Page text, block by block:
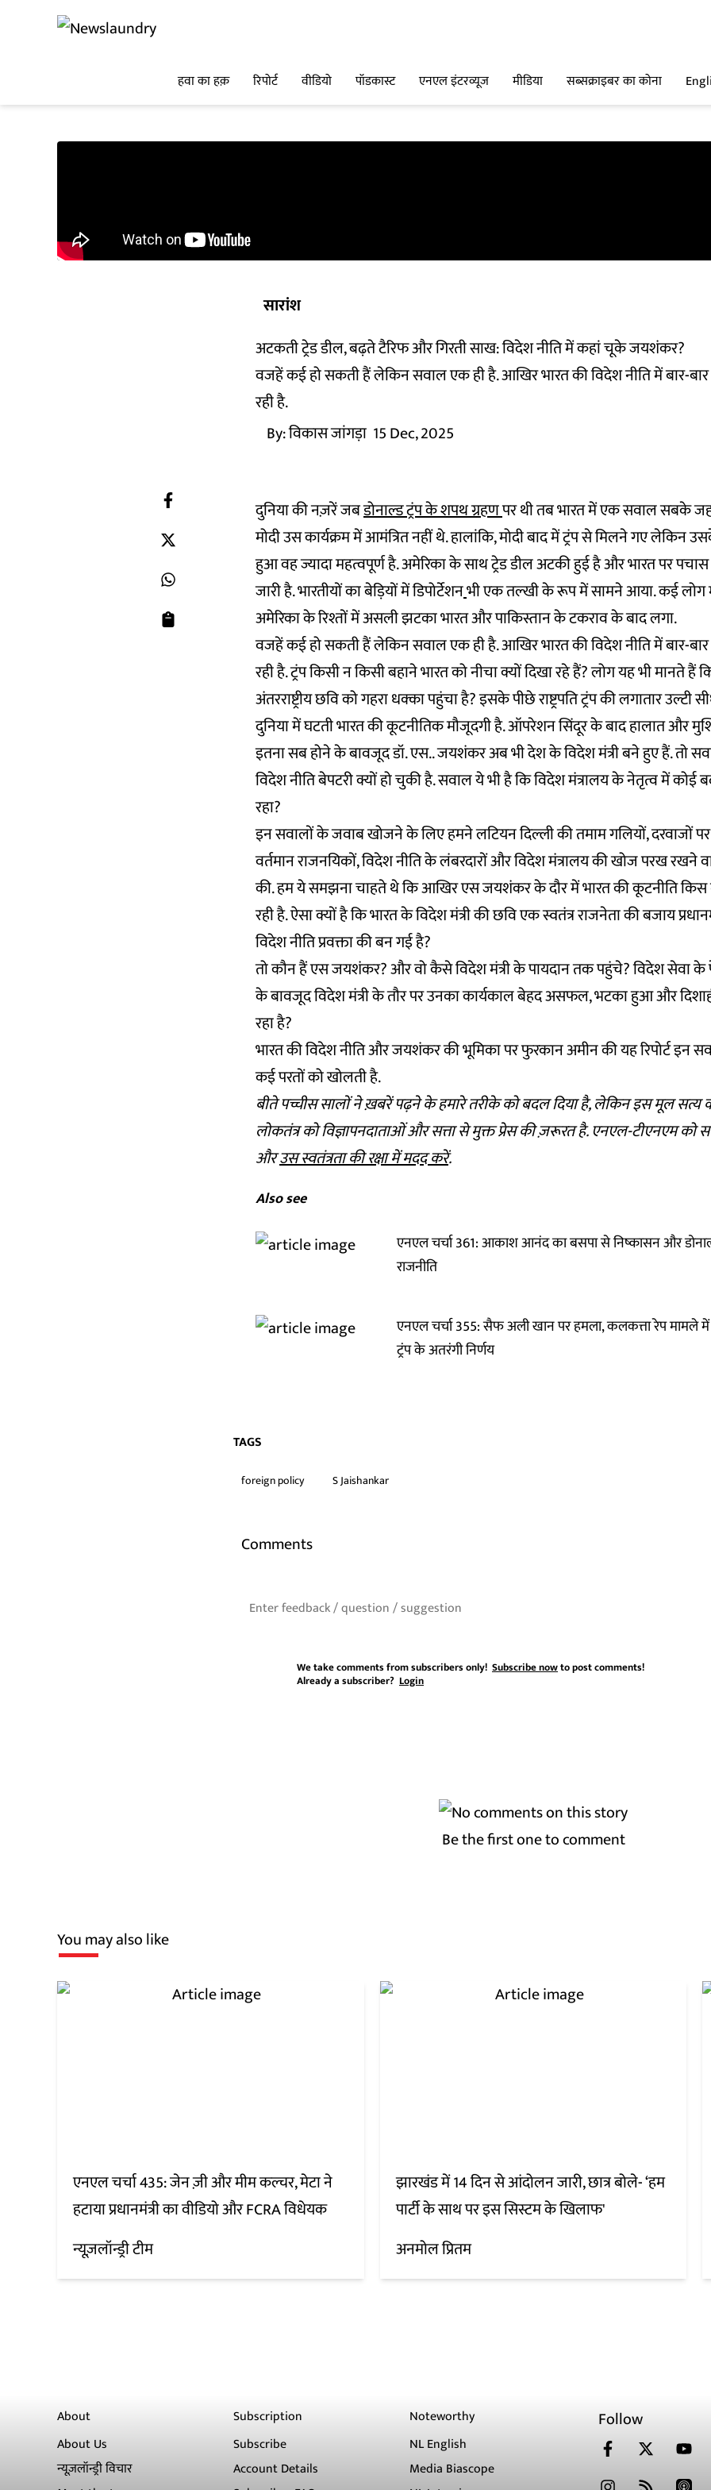
हवा का हक़ रिपोर्ट वीडियो पॉडकास्ट एनएल इंटरव्यूज मीडिया सब्सक्राइबर का कोना
सारांश
अटकती ट्रेड डील, बढ़ते टैरिफ और गिरती साख: विदेश नीति में कहां चूके जयशंकर?
वजहें कई हो सकती हैं लेकिन सवाल एक ही है. आखिर भारत की विदेश नीति में बार-
रही है.
By:विकास जांगड़ा 15 Dec, 2025
दुनिया की नज़रें जबडोनाल्ड ट्रंप के शपथ ग्रहणपर थी तब भारत में एक सवाल सबके
मोदी उस कार्यक्रम में आमंत्रित नहीं थे. हालांकि, मोदी बाद में ट्रंप से मिलने गए लेकिन
हुआ वह ज्यादा महत्वपूर्ण है. अमेरिका के साथ ट्रेड डील अटकी हुई है और भारत पर
जारी है. भारतीयों का बेड़ियों में डिपोर्टेशनभी एक तल्खी के रूप में सामने आया. कई लोग
अमेरिका के रिश्तों में असली झटका भारत और पाकिस्तान के टकराव के बाद लगा.
वजहें कई हो सकती हैं लेकिन सवाल एक ही है. आखिर भारत की विदेश नीति में बार-
रही है. ट्रंप किसी न किसी बहाने भारत को नीचा क्यों दिखा रहे हैं? लोग यह भी मानते हैं
अंतरराष्ट्रीय छवि को गहरा धक्का पहुंचा है? इसके पीछे राष्ट्रपति ट्रंप की लगातार उल्टी
दुनिया में घटती भारत की कूटनीतिक मौजूदगी है. ऑपरेशन सिंदूर के बाद हालात और
इतना सब होने के बावजूद डॉ. एस.. जयशंकर अब भी देश के विदेश मंत्री बने हुए हैं. तो
विदेश नीति बेपटरी क्यों हो चुकी है. सवाल ये भी है कि विदेश मंत्रालय के नेतृत्व में कोई
रहा?
इन सवालों के जवाब खोजने के लिए हमने लटियन दिल्ली की तमाम गलियों, दरवाजों
वर्तमान राजनयिकों, विदेश नीति के लंबरदारों और विदेश मंत्रालय की खोज परख रखने
की. हम ये समझना चाहते थे कि आखिर एस जयशंकर के दौर में भारत की कूटनीति किस
रही है. ऐसा क्यों है कि भारत के विदेश मंत्री की छवि एक स्वतंत्र राजनेता की बजाय
विदेश नीति प्रवक्ता की बन गई है?
तो कौन हैं एस जयशंकर? और वो कैसे विदेश मंत्री के पायदान तक पहुंचे? विदेश सेवा
के बावजूद विदेश मंत्री के तौर पर उनका कार्यकाल बेहद असफल, भटका हुआ और
रहा है?
भारत की विदेश नीति और जयशंकर की भूमिका पर फुरकान अमीन की यह रिपोर्ट इन
कई परतों को खोलती है.
बीते पच्चीस सालों ने ख़बरें पढ़ने के हमारे तरीके को बदल दिया है, लेकिन इस मूल सत्य
लोकतंत्र को विज्ञापनदाताओं और सत्ता से मुक्त प्रेस की ज़रूरत है. एनएल-टीएनएम को
औरउस स्वतंत्रता की रक्षा में मदद करें.
Also see
एनएल चर्चा 361: आकाश आनंद का बसपा से निष्कासन और डोनाल्ड
राजनीति
एनएल चर्चा 355: सैफ अली खान पर हमला, कलकत्ता रेप मामले
ट्रंप के अतरंगी निर्णय
TAGS
foreign policy S Jaishankar
Comments
We take comments from subscribers only! Subscribe nowto post comments!
Already a subscriber? Login
Be the first one to comment
You may also like
एनएल चर्चा 435: जेन ज़ी और मीम कल्चर, मेटा ने
हटाया प्रधानमंत्री का वीडियो और FCRA विधेयक
न्यूज़लॉन्ड्री टीम
झारखंड में 14 दिन से आंदोलन जारी, छात्र बोले- ‘हम
पार्टी के साथ पर इस सिस्टम के खिलाफ'
अनमोल प्रितम
About
About Us
न्यूज़लॉन्ड्री विचार
Subscription
Subscribe
Account Details
Noteworthy
NL English
Media Biascope
Follow